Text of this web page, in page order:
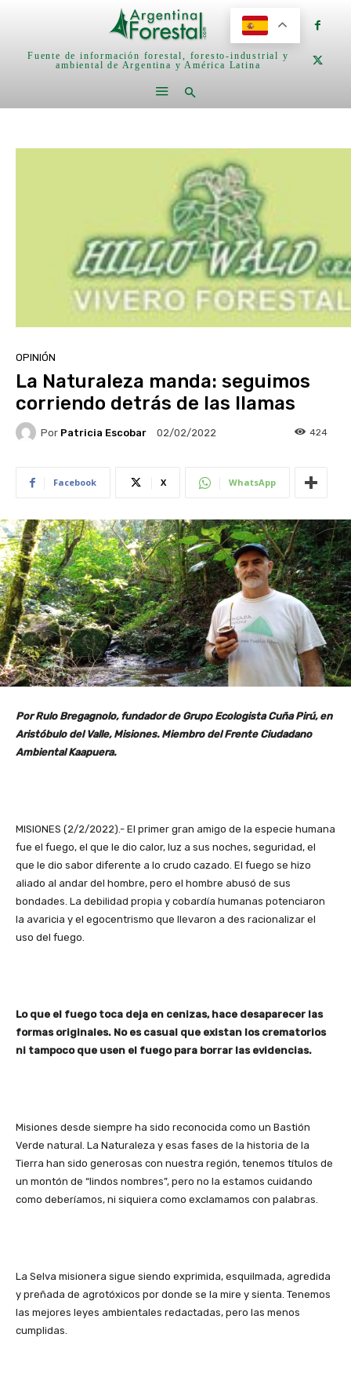
Fuente de información forestal, foresto-industrial y
ambiental de Argentina y América Latina
OPINIÓN
La Naturaleza manda: seguimos
corriendo detrás de las llamas
Por Patricia Escobar 02/02/2022 424
Facebook X WhatsApp
Por Rulo Bregagnolo, fundador de Grupo Ecologista Cuña Pirú, en
Aristóbulo del Valle, Misiones. Miembro del Frente Ciudadano
Ambiental Kaapuera.
MISIONES (2/2/2022).- El primer gran amigo de la especie humana
fue el fuego, el que le dio calor, luz a sus noches, seguridad, el
que le dio sabor diferente a lo crudo cazado. El fuego se hizo
aliado al andar del hombre, pero el hombre abusó de sus
bondades. La debilidad propia y cobardía humanas potenciaron
la avaricia y el egocentrismo que llevaron a des racionalizar el
uso del fuego.
Lo que el fuego toca deja en cenizas, hace desaparecer las
formas originales. No es casual que existan los crematorios
ni tampoco que usen el fuego para borrar las evidencias.
Misiones desde siempre ha sido reconocida como un Bastión
Verde natural. La Naturaleza y esas fases de la historia de la
Tierra han sido generosas con nuestra región, tenemos títulos de
un montón de “lindos nombres”, pero no la estamos cuidando
como deberíamos, ni siquiera como exclamamos con palabras.
La Selva misionera sigue siendo exprimida, esquilmada, agredida
y preñada de agrotóxicos por donde se la mire y sienta. Tenemos
las mejores leyes ambientales redactadas, pero las menos
cumplidas.